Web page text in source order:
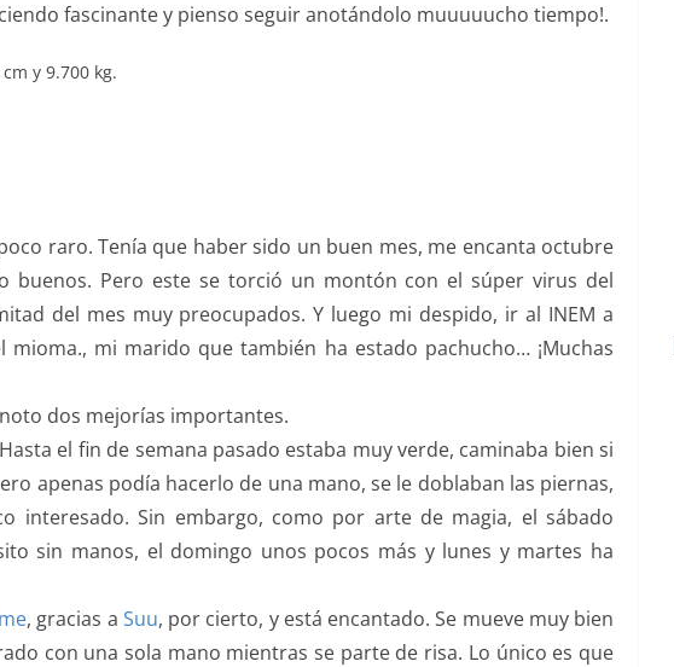
fascinante y pienso seguir anotándolo muuuuucho tiempo!.
y 9.700 kg.
raro. Tenía que haber sido un buen mes, me encanta octubre
buenos. Pero este se torció un montón con el súper virus del
del mes muy preocupados. Y luego mi despido, ir al INEM a
mioma., mi marido que también ha estado pachucho… ¡Muchas
dos mejorías importantes.
el fin de semana pasado estaba muy verde, caminaba bien si
apenas podía hacerlo de una mano, se le doblaban las piernas,
interesado. Sin embargo, como por arte de magia, el sábado
sin manos, el domingo unos pocos más y lunes y martes ha
, gracias a Suu, por cierto, y está encantado. Se mueve muy bien
con una sola mano mientras se parte de risa. Lo único es que